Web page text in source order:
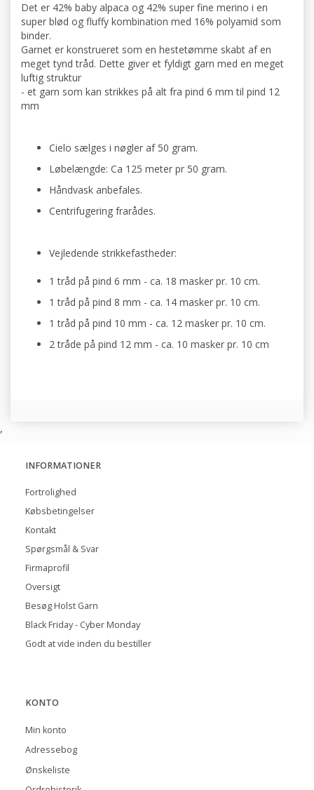
Det er 42% baby alpaca og 42% super fine merino i en
super blød og fluffy kombination med 16% polyamid som
binder.
Garnet er konstrueret som en hestetømme skabt af en
meget tynd tråd. Dette giver et fyldigt garn med en meget
luftig struktur
- et garn som kan strikkes på alt fra pind 6 mm til pind 12
mm
Cielo sælges i nøgler af 50 gram.
Løbelængde: Ca 125 meter pr 50 gram.
Håndvask anbefales.
Centrifugering frarådes.
Vejledende strikkefastheder:
1 tråd på pind 6 mm - ca. 18 masker pr. 10 cm.
1 tråd på pind 8 mm - ca. 14 masker pr. 10 cm.
1 tråd på pind 10 mm - ca. 12 masker pr. 10 cm.
2 tråde på pind 12 mm - ca. 10 masker pr. 10 cm
,
INFORMATIONER
Fortrolighed
Købsbetingelser
Kontakt
Spørgsmål & Svar
Firmaprofil
Oversigt
Besøg Holst Garn
Black Friday - Cyber Monday
Godt at vide inden du bestiller
KONTO
Min konto
Adressebog
Ønskeliste